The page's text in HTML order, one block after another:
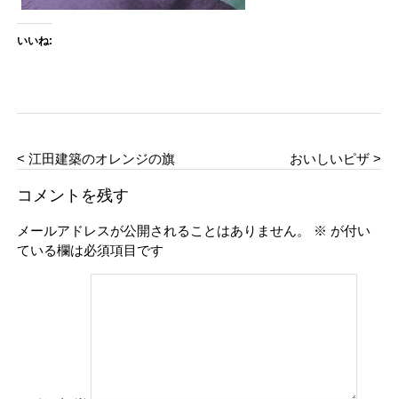
いいね:
< 江田建築のオレンジの旗 おいしいピザ >
コメントを残す
メールアドレスが公開されることはありません。 ※ が付い
ている欄は必須項目です